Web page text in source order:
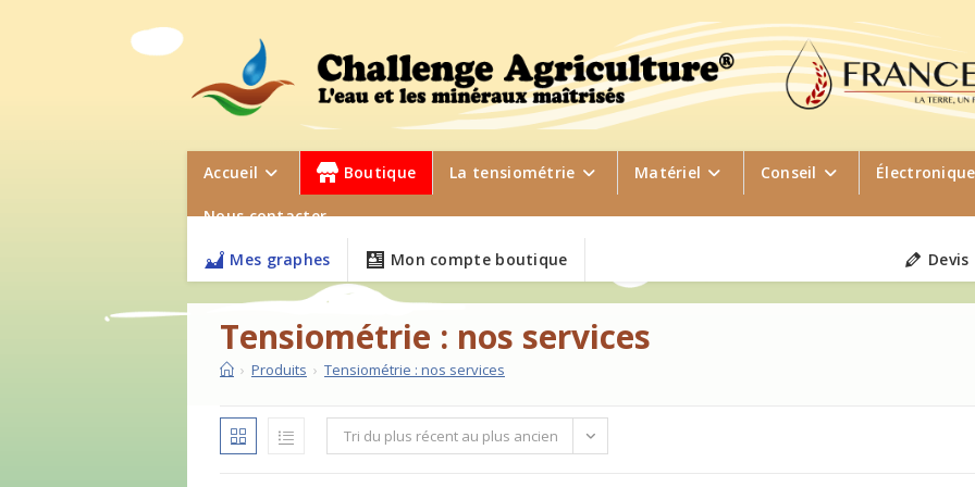
Accueil Boutique La tensiométrie Matériel Conseil Électronique
Nous contacter
Mes graphes Mon compte boutique Devis
Tensiométrie : nos services
› Produits › Tensiométrie : nos services
Tri du plus récent au plus ancien